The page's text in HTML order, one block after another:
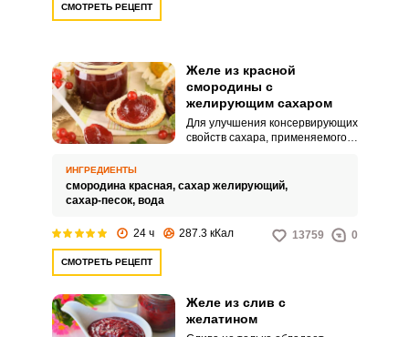
СМОТРЕТЬ РЕЦЕПТ
Желе из красной
смородины с
желирующим сахаром
Для улучшения консервирующих
свойств сахара, применяемого
иногда добавляют такие
сахар позволяет приготовить
любое варенье очень быстро и
обычный сахар.
ИНГРЕДИЕНТЫ
смородина красная, сахар желирующий,
сахар-песок, вода
24 ч 287.3 кКал 13759 0
СМОТРЕТЬ РЕЦЕПТ
Желе из слив с
желатином